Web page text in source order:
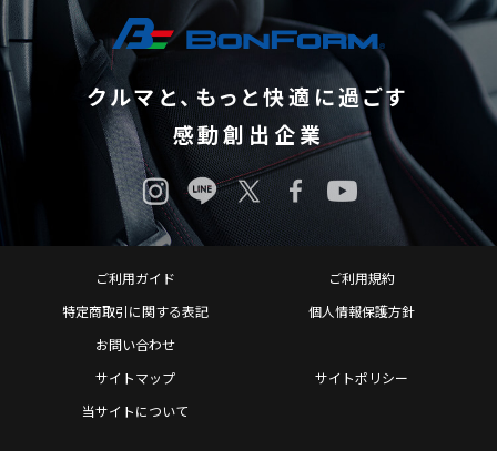
クルマと、もっと快適に過ごす
感動創出企業
ご利用ガイド
ご利用規約
特定商取引に関する表記
個人情報保護方針
お問い合わせ
サイトマップ
サイトポリシー
当サイトについて